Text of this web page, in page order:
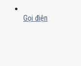
Gọi điện